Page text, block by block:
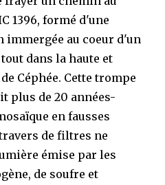
1396, formé d'une
immergée au coeur d'un
dans la haute et
Céphée. Cette trompe
plus de 20 années-
en fausses
de filtres ne
émise par les
de soufre et